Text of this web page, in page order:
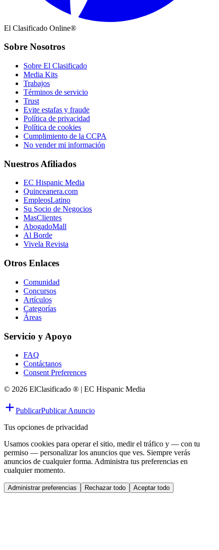
El Clasificado Online®
Sobre Nosotros
Sobre El Clasificado
Media Kits
Trabajos
Términos de servicio
Trust
Evite estafas y fraude
Política de privacidad
Política de cookies
Cumplimiento de la CCPA
No vender mi información
Nuestros Afiliados
EC Hispanic Media
Quinceanera.com
EmpleosLatino
Su Socio de Negocios
MasClientes
AbogadoMall
Al Borde
Vivela Revista
Otros Enlaces
Comunidad
Concursos
Artículos
Categorías
Áreas
Servicio y Apoyo
FAQ
Contáctanos
Consent Preferences
© 2026 ElClasificado ® | EC Hispanic Media
PublicarPublicar Anuncio
Tus opciones de privacidad
Usamos cookies para operar el sitio, medir el tráfico y — con tu
permiso — personalizar los anuncios que ves. Siempre verás
anuncios de cualquier forma. Administra tus preferencias en
cualquier momento.
Administrar preferencias Rechazar todo Aceptar todo